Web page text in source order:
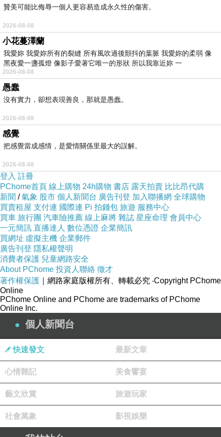
贊美可能比侮辱一個人更容易造成永久性的傷害。
2026-08-08
小花蔓澤蘭
我愛妳 我愛妳所有的裂縫 所有風吹過後顫抖的葉脈 我愛妳的柔弱 像
黑夜愛一盞孤燈 像影子愛著它唯一的形狀 所以我靠近妳 一
2026-08-08
愚蠢
沒有實力，卻想表現善良，那就是愚蠢。
2026-08-08
感覺
把感覺當成感情，是愛情關係里最大的誤解。
2026-08-08
登入 註冊
PChome首頁 線上購物 24h購物 書店 露天拍賣 比比昂代購
新聞 /氣象 股市 個人新聞台 廣告刊登 加入聯播網 全球購物
買賣租屋 支付連 國際連 Pi 拍錢包 旅遊 服務中心
買車 旅行團 汽車險推薦 線上麻將 雜誌 星座命理 會員中心
一元簡訊 直播達人 數位憑證 企業簡訊
買網址 虛擬主機 企業郵件
廣告刊登 隱私權聲明
消費者保護 兒童網路安全
About PChome 投資人聯絡 徵才
著作權保護 ｜網路家庭版權所有、轉載必究 ‧Copyright PChome
Online
PChome Online and PChome are trademarks of PChome
Online Inc.
個人新聞台
快速發文 最新文章
心情雜記 美食饗宴
藝文欣賞 旅遊玩家
社會萬象 影視娛樂